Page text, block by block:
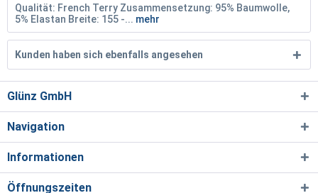
Qualität: French Terry Zusammensetzung: 95% Baumwolle,
5% Elastan Breite: 155 -... mehr
Kunden haben sich ebenfalls angesehen
Glünz GmbH
Navigation
Informationen
Öffnungszeiten